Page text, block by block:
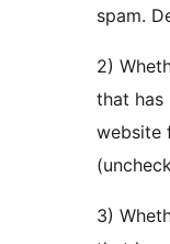
spam.
2)
that has
website
3)